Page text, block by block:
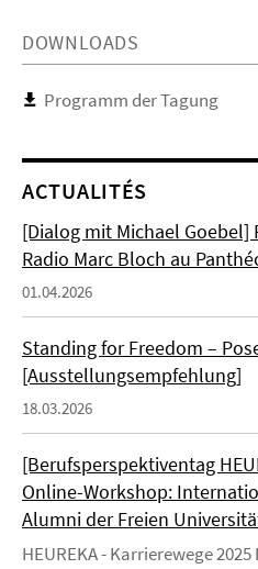
DOWNLOADS
Programm der Tagung
ACTUALITÉS
[Dialog mit Michael Goebel]
Radio Marc Bloch au
01.04.2026
Standing for Freedom –
[Ausstellungsempfehlung]
18.03.2026
[Berufsperspektiventag
Online-Workshop:
Alumni der Freien
HEUREKA - Karrierewege